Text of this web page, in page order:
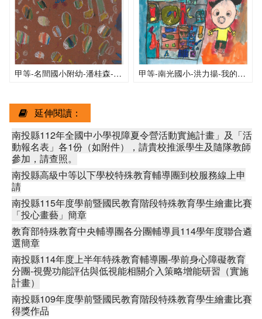
甲等-名間國小附幼-潘桂森-午餐時間 甲等-南光國小-洪力揚-我的午餐時間
延伸閱讀：
南投縣112年全國中小學視障夏令營活動實施計畫」及「活
動報名表」各1份（如附件），請貴校推派學生及隨隊教師
參加，請查照。
南投縣高級中等以下學校特殊教育輔導團到校服務線上申
請
南投縣115年度學前暨國民教育階段特殊教育學生繪畫比賽
「投心畫藝」簡章
教育部特殊教育中央輔導團各分團輔導員114學年度聯合遴
選簡章
南投縣114年度上半年特殊教育輔導團-學前身心障礙教育
分團-視覺功能評估與低視能相關介入策略增能研習（實施
計畫）
南投縣109年度學前暨國民教育階段特殊教育學生繪畫比賽
得獎作品